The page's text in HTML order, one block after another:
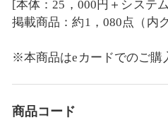
[本体：25，000円＋システ
掲載商品：約1，080点（内
※本商品はeカードでのご購
商品コード